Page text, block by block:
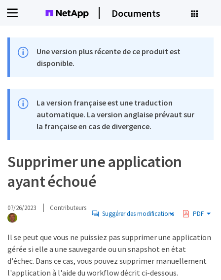
Documents
Une version plus récente de ce produit est
disponible.
La version française est une traduction
automatique. La version anglaise prévaut sur
la française en cas de divergence.
Supprimer une application
ayant échoué
07/26/2023 Contributeurs
Suggérer des modifications PDF
Il se peut que vous ne puissiez pas supprimer une application
gérée si elle a une sauvegarde ou un snapshot en état
d'échec. Dans ce cas, vous pouvez supprimer manuellement
l'application à l'aide du workflow décrit ci-dessous.